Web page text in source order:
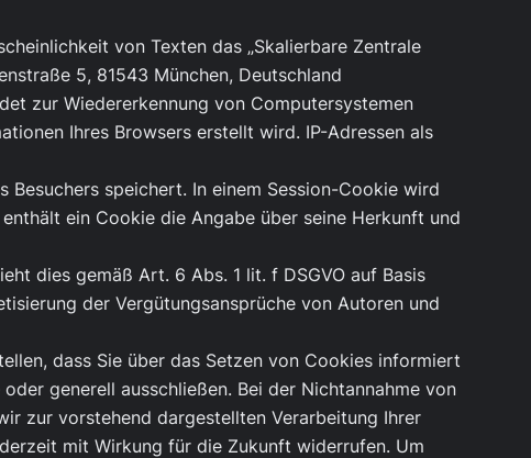
von Texten das „Skalierbare Zentrale
5, 81543 München, Deutschland
zur Wiedererkennung von Computersystemen
Ihres Browsers erstellt wird. IP-Adressen als
speichert. In einem Session-Cookie wird
ein Cookie die Angabe über seine Herkunft und
dies gemäß Art. 6 Abs. 1 lit. f DSGVO auf Basis
der Vergütungsansprüche von Autoren und
dass Sie über das Setzen von Cookies informiert
generell ausschließen. Bei der Nichtannahme von
zur vorstehend dargestellten Verarbeitung Ihrer
mit Wirkung für die Zukunft widerrufen. Um